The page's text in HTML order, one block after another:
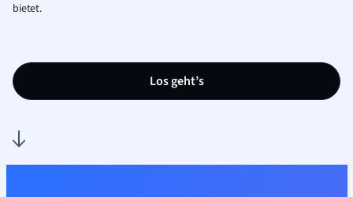
bietet.
Los geht’s